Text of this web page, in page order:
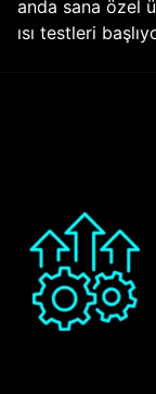
anda sana özel
ısı testleri